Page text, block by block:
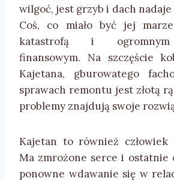
wilgoć, jest grzyb i dach nadaje
Coś, co miało być jej
katastrofą i ogromnym
finansowym. Na szczęście
Kajetana, gburowatego
sprawach remontu jest złotą
problemy znajdują swoje
Kajetan to również człowiek
Ma zmrożone serce i ostatnie
ponowne wdawanie się w